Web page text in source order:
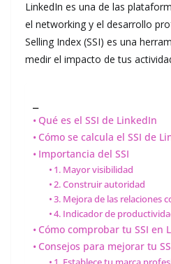
LinkedIn es una de las
el networking y el desarrollo
Selling Index (SSI) es una
medir el impacto de tus
Qué es el SSI de LinkedIn
Cómo se calcula el SSI de
Importancia del SSI
1. Mayor visibilidad
2. Construir autoridad
3. Mejora de las relaciones
4. Indicador de
Cómo comprobar tu SSI en
Consejos para mejorar tu